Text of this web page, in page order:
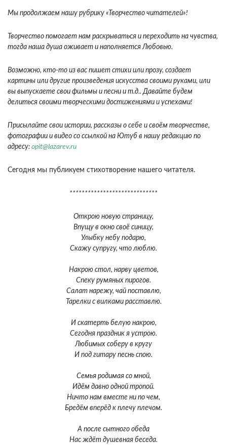
Мы продолжаем нашу рубрику «Творчество читателей»!
Творчество помогает нам раскрываться и переходить на чувства,
тогда наша душа оживает и наполняется Любовью.
Возможно, кто-то из вас пишет стихи или прозу, создает
картины или другие произведения искусства своими руками, или
вы выпускаете свои фильмы и песни и т.д.. Давайте будем
делиться своими творческими достижениями и успехами!
Присылайте свои истории, рассказы о себе и своём творчестве,
фотографии и видео со ссылкой на Ютуб в нашу редакцию по
адресу: opit@lazarev.ru
Сегодня мы публикуем стихотворение нашего читателя.
*****************************
Открою новую страницу,
Впущу в окно своё синицу,
Улыбку небу подарю,
Скажу супругу, что люблю.
Накрою стол, нарву цветов,
Спеку румяных пирогов.
Салат нарежу, чай поставлю,
Тарелки с вилками расставлю.
И скатерть белую накрою,
Сегодня праздник я устрою.
Любимых соберу в кругу
И под гитару песнь спою.
Семья родимая со мной,
Идём давно одной тропой.
Ничто нам вместе ни по чем,
Бредём вперёд к плечу плечом.
А после сытного обеда
Нас ждёт душевная беседа.